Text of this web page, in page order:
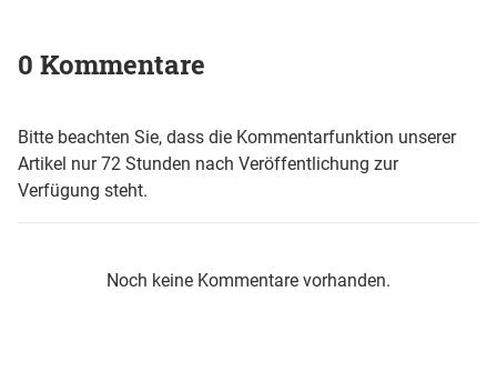
0 Kommentare
Bitte beachten Sie, dass die Kommentarfunktion unserer
Artikel nur 72 Stunden nach Veröffentlichung zur
Verfügung steht.
Noch keine Kommentare vorhanden.